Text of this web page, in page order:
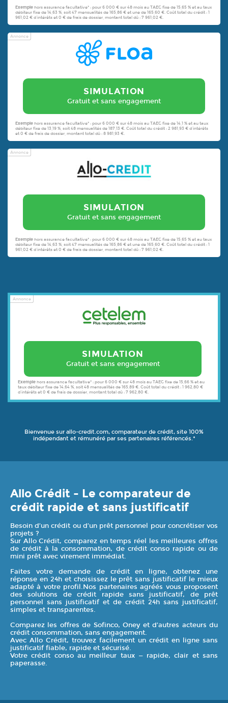
Exemple hors assurance facultative* : pour 6 000 € sur 48 mois au TAEG fixe de 15,65 % et au taux
débiteur fixe de 14,63 %, soit 47 mensualités de 165,86 € et une de 165,60 €. Coût total du crédit : 1
961,02 € d’intérêts et 0 € de frais de dossier, montant total dû : 7 961,02 €.
Annonce
SIMULATION
Gratuit et sans engagement
Exemple hors assurance facultative* : pour 6 000 € sur 48 mois au TAEG fixe de 14,1 % et au taux
débiteur fixe de 13,19 %, soit 48 mensualités de 187,13 €. Coût total du crédit : 2 981,93 € d’intérêts
et 0 € de frais de dossier, montant total dû : 8 981,93 €.
Annonce
SIMULATION
Gratuit et sans engagement
Exemple hors assurance facultative* : pour 6 000 € sur 48 mois au TAEG fixe de 15,65 % et au taux
débiteur fixe de 14,63 %, soit 47 mensualités de 165,86 € et une de 165,60 €. Coût total du crédit : 1
961,02 € d’intérêts et 0 € de frais de dossier, montant total dû : 7 961,02 €.
Annonce
SIMULATION
Gratuit et sans engagement
Exemple hors assurance facultative* : pour 6 000 € sur 48 mois au TAEG fixe de 15,66 % et au
taux débiteur fixe de 14,64 %, soit 48 mensualités de 165,89 €. Coût total du crédit : 1 962,80 €
d’intérêts et 0 € de frais de dossier, montant total dû : 7 962,80 €.
Bienvenue sur allo-credit.com, comparateur de crédit, site 100%
indépendant et rémunéré par ses partenaires référencés.*
Allo Crédit - Le comparateur de
crédit rapide et sans justificatif
Besoin d’un crédit ou d’un prêt personnel pour concrétiser vos
projets ?
Sur Allo Crédit, comparez en temps réel les meilleures offres
de crédit à la consommation, de crédit conso rapide ou de
mini prêt avec virement immédiat.
Faites votre demande de crédit en ligne, obtenez une
réponse en 24h et choisissez le prêt sans justificatif le mieux
adapté à votre profil.Nos partenaires agréés vous proposent
des solutions de crédit rapide sans justificatif, de prêt
personnel sans justificatif et de crédit 24h sans justificatif,
simples et transparentes.
Comparez les offres de Sofinco, Oney et d’autres acteurs du
crédit consommation, sans engagement.
Avec Allo Crédit, trouvez facilement un crédit en ligne sans
justificatif fiable, rapide et sécurisé.
Votre crédit conso au meilleur taux — rapide, clair et sans
paperasse.